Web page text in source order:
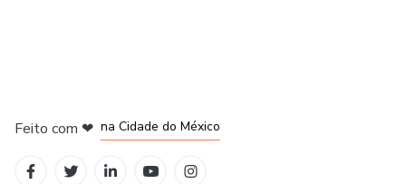
Feito com ❤ na Cidade do México